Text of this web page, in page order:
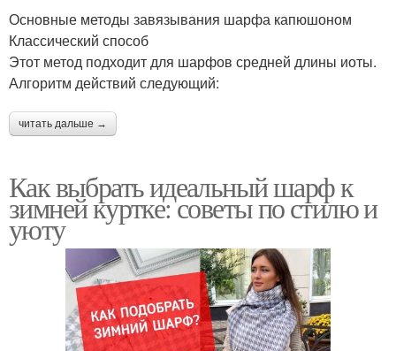
Основные методы завязывания шарфа капюшоном
Классический способ
Этот метод подходит для шарфов средней длины иоты.
Алгоритм действий следующий:
читать дальше →
Как выбрать идеальный шарф к
зимней куртке: советы по стилю и
уюту